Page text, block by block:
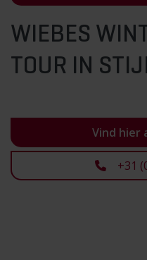
WIEBES
TOUR IN
Vind hier
+31